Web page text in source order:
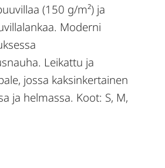
(150 g/m²) ja
Moderni
Leikattu ja
jossa kaksinkertainen
ja helmassa. Koot: S, M,